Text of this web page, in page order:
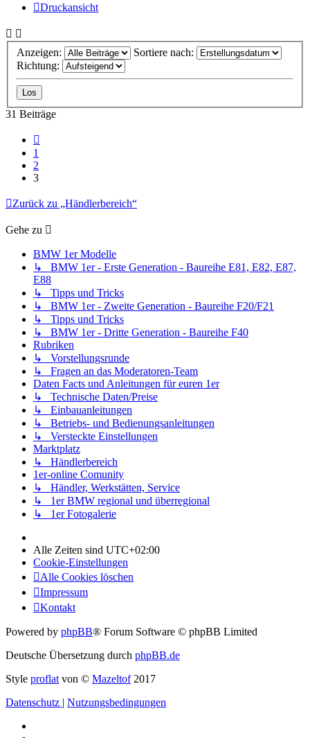
Druckansicht
Anzeigen:
Sortiere nach:
Richtung:
31 Beiträge
1
2
3
Zurück zu „Händlerbereich“
Gehe zu
BMW 1er Modelle
↳ BMW 1er - Erste Generation - Baureihe E81, E82, E87,
E88
↳ Tipps und Tricks
↳ BMW 1er - Zweite Generation - Baureihe F20/F21
↳ Tipps und Tricks
↳ BMW 1er - Dritte Generation - Baureihe F40
Rubriken
↳ Vorstellungsrunde
↳ Fragen an das Moderatoren-Team
Daten Facts und Anleitungen für euren 1er
↳ Technische Daten/Preise
↳ Einbauanleitungen
↳ Betriebs- und Bedienungsanleitungen
↳ Versteckte Einstellungen
Marktplatz
↳ Händlerbereich
1er-online Comunity
↳ Händler, Werkstätten, Service
↳ 1er BMW regional und überregional
↳ 1er Fotogalerie
Alle Zeiten sind UTC+02:00
Cookie-Einstellungen
Alle Cookies löschen
Impressum
Kontakt
Powered by phpBB® Forum Software © phpBB Limited
Deutsche Übersetzung durch phpBB.de
Style proflat von © Mazeltof2017
Datenschutz | Nutzungsbedingungen